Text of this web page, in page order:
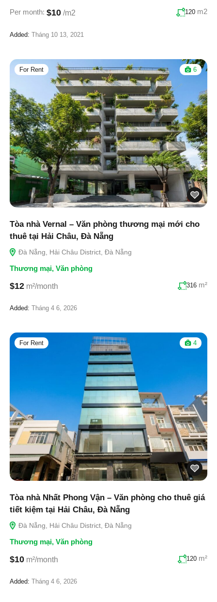
Per month: $10 /m2 120 m2
Added: Tháng 10 13, 2021
For Rent 6
Tòa nhà Vernal – Văn phòng thương mại mới cho
thuê tại Hải Châu, Đà Nẵng
Đà Nẵng, Hải Châu District, Đà Nẵng
Thương mại, Văn phòng
$12 m²/month 316 m²
Added: Tháng 4 6, 2026
For Rent 4
Tòa nhà Nhất Phong Vận – Văn phòng cho thuê giá
tiết kiệm tại Hải Châu, Đà Nẵng
Đà Nẵng, Hải Châu District, Đà Nẵng
Thương mại, Văn phòng
$10 m²/month 120 m²
Added: Tháng 4 6, 2026